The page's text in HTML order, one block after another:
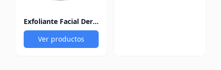
Exfoliante Facial Dernier 120Gr
Ver productos